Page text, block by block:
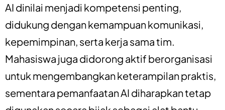
AI dinilai menjadi kompetensi penting,
didukung dengan kemampuan komunikasi,
kepemimpinan, serta kerja sama tim.
Mahasiswa juga didorong aktif berorganisasi
untuk mengembangkan keterampilan praktis,
sementara pemanfaatan AI diharapkan tetap